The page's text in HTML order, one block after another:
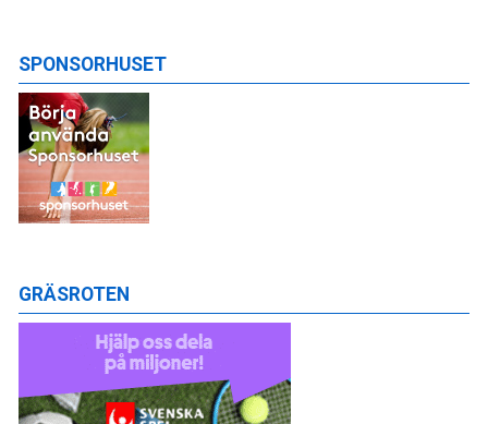
SPONSORHUSET
GRÄSROTEN